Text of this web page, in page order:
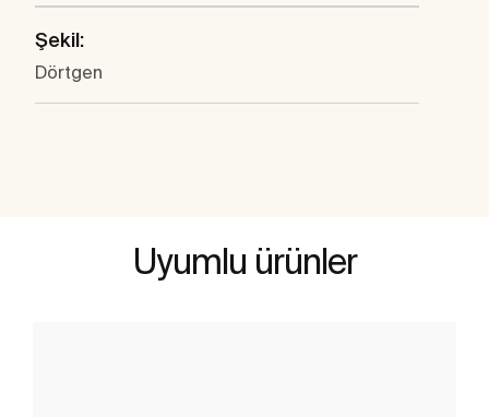
Şekil:
Dörtgen
Uyumlu ürünler